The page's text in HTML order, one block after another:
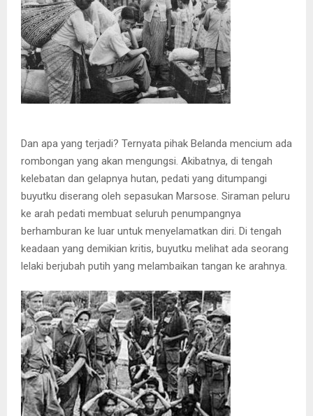
Dan apa yang terjadi? Ternyata pihak Belanda mencium ada
rombongan yang akan mengungsi. Akibatnya, di tengah
kelebatan dan gelapnya hutan, pedati yang ditumpangi
buyutku diserang oleh sepasukan Marsose. Siraman peluru
ke arah pedati membuat seluruh penumpangnya
berhamburan ke luar untuk menyelamatkan diri. Di tengah
keadaan yang demikian kritis, buyutku melihat ada seorang
lelaki berjubah putih yang melambaikan tangan ke arahnya.